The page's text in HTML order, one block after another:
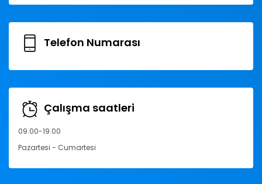
Telefon Numarası
Çalışma saatleri
09.00-19.00
Pazartesi - Cumartesi